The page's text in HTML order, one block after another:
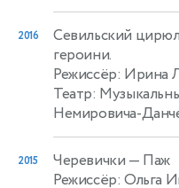
2016 Севильский
героини.
Режиссёр: Ирина
Театр:
Немировича-
2015 Черевички — Паж
Режиссёр: Ольга